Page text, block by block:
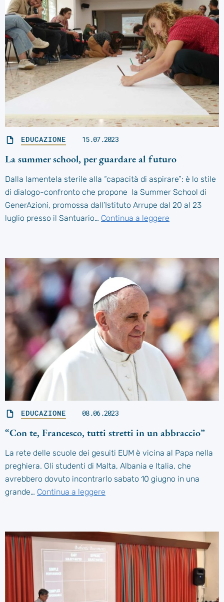
EDUCAZIONE 15.07.2023
La summer school, per guardare al futuro
Dalla lamentela sterile alla “capacità di aspirare”: è lo stile
di dialogo-confronto che propone la Summer School di
GenerAzioni, promossa dall’Istituto Arrupe dal 20 al 23
luglio presso il Santuario… Continua a leggere
EDUCAZIONE 08.06.2023
“Con te, Francesco, tutti stretti in un abbraccio”
La rete delle scuole dei gesuiti EUM è vicina al Papa nella
preghiera. Gli studenti di Malta, Albania e Italia, che
avrebbero dovuto incontrarlo sabato 10 giugno in una
grande… Continua a leggere